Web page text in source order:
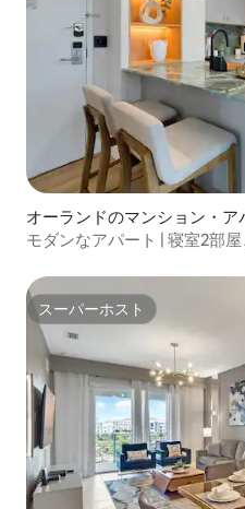
オーランドのマンション・ア
モダンなアパート | 寝室2部
スーパーホスト
スーパーホスト